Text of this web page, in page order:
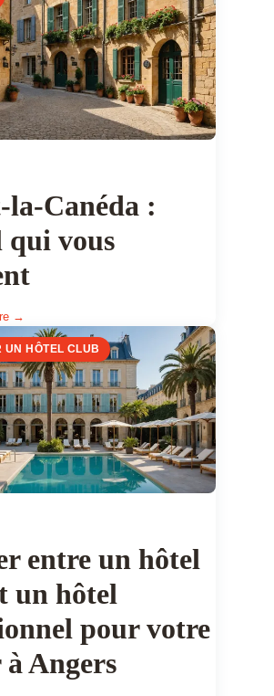
la-Canéda :
vous
→
UN HÔTEL CLUB
entre un hôtel
un hôtel
pour votre
Angers